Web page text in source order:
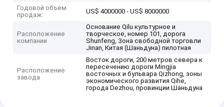
Годовой объем
продаж:
US$ 4000000 - US$ 8000000
Расположение
компании
Основание Qilu культурное и
творческое, номер 101, дорога
Shunfeng, Зона свободной торговли
Jinan, Китая (Шаньдуна) пилотная
Расположение
завода
Восток дороги, 200 метров севера к
пересечению дороги Mingjia
восточных и бульвара Qizhong, зоны
экономического развития Qihe,
города Dezhou, провинции Шаньдуна